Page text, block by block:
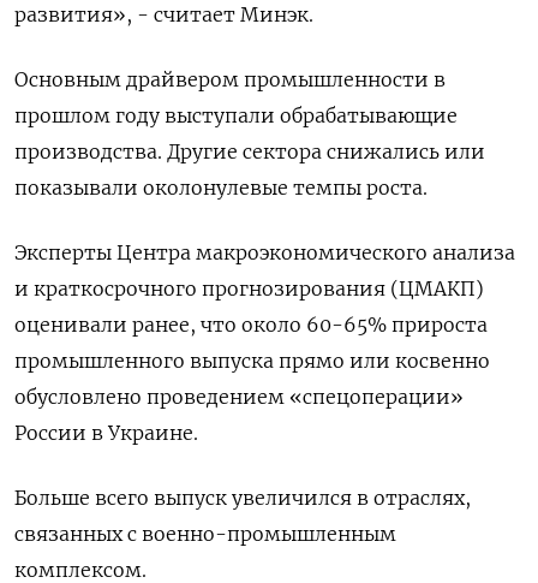
развития», - считает Минэк.
Основным драйвером промышленности в
прошлом году выступали обрабатывающие
производства. Другие сектора снижались или
показывали околонулевые темпы роста.
Эксперты Центра макроэкономического анализа
и краткосрочного прогнозирования (ЦМАКП)
оценивали ранее, что около 60-65% прироста
промышленного выпуска прямо или косвенно
обусловлено проведением «спецоперации»
России в Украине.
Больше всего выпуск увеличился в отраслях,
связанных с военно-промышленным
комплексом.